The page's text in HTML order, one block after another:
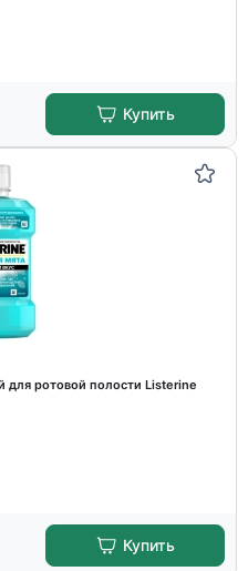
Купить
для ротовой полости Listerine
Купить